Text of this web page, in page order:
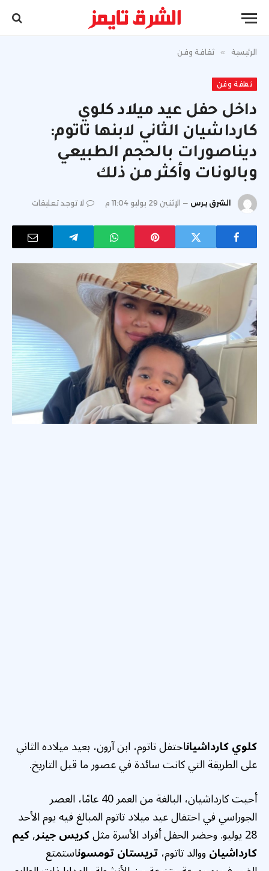
الرئيسية » ثقافة وفن
ثقافة وفن
داخل حفل عيد ميلاد كلوي
كارداشيان الثاني لابنها تاتوم:
ديناصورات بالحجم الطبيعي
وبالونات وأكثر من ذلك
الشرق برس الإثنين 29 يوليو 11:04 م لا توجد تعليقات
كلوي كارداشياناحتفل تاتوم، ابن آرون، بعيد ميلاده الثاني
على الطريقة التي كانت سائدة في عصور ما قبل التاريخ.
أحيت كارداشيان، البالغة من العمر 40 عامًا، العصر
الجوراسي في احتفال عيد ميلاد تاتوم المبالغ فيه يوم الأحد
28 يوليو. وحضر الحفل أفراد الأسرة مثل كريس جينر,كيم
كارداشيانووالد تاتوم،تريستان تومسوناستمتع